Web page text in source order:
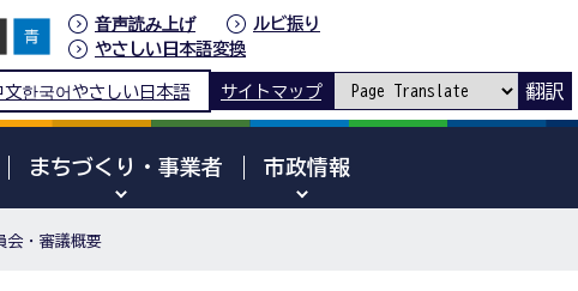
音声読み上げ
ルビ振り
やさしい日本語変換
文한국어 やさしい日本語 サイトマップ 翻訳
まちづくり・事業者 市政情報
会・審議概要